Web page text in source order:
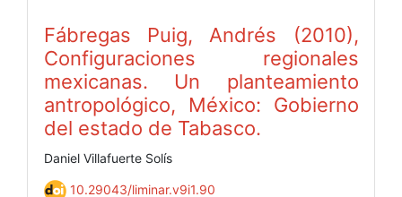
Fábregas Puig, Andrés (2010),
Configuraciones regionales
mexicanas. Un planteamiento
antropológico, México: Gobierno
del estado de Tabasco.
Daniel Villafuerte Solís
10.29043/liminar.v9i1.90